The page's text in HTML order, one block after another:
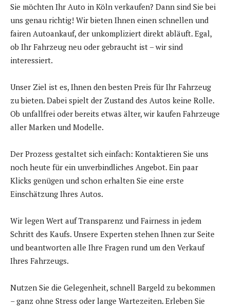
Sie möchten Ihr Auto in Köln verkaufen? Dann sind Sie bei
uns genau richtig! Wir bieten Ihnen einen schnellen und
fairen Autoankauf, der unkompliziert direkt abläuft. Egal,
ob Ihr Fahrzeug neu oder gebraucht ist – wir sind
interessiert.
Unser Ziel ist es, Ihnen den besten Preis für Ihr Fahrzeug
zu bieten. Dabei spielt der Zustand des Autos keine Rolle.
Ob unfallfrei oder bereits etwas älter, wir kaufen Fahrzeuge
aller Marken und Modelle.
Der Prozess gestaltet sich einfach: Kontaktieren Sie uns
noch heute für ein unverbindliches Angebot. Ein paar
Klicks genügen und schon erhalten Sie eine erste
Einschätzung Ihres Autos.
Wir legen Wert auf Transparenz und Fairness in jedem
Schritt des Kaufs. Unsere Experten stehen Ihnen zur Seite
und beantworten alle Ihre Fragen rund um den Verkauf
Ihres Fahrzeugs.
Nutzen Sie die Gelegenheit, schnell Bargeld zu bekommen
– ganz ohne Stress oder lange Wartezeiten. Erleben Sie